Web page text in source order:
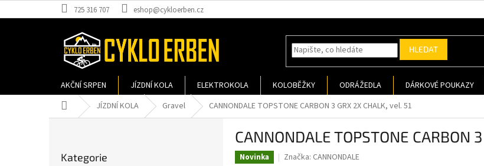
na
725 316 707 eshop@cykloerben.cz
HLEDAT
AKČNÍ SRPEN JÍZDNÍ KOLA ELEKTROKOLA KOLOBĚŽKY ODRÁŽEDLA DÁRKOVÉ POUKAZY
Domů JÍZDNÍ KOLA Gravel CANNONDALE TOPSTONE CARBON 3 GRX 2X CHALK, vel. 51
kategorie
Kategorie
CANNONDALE TOPSTONE CARBON
Novinka Značka: CANNONDALE